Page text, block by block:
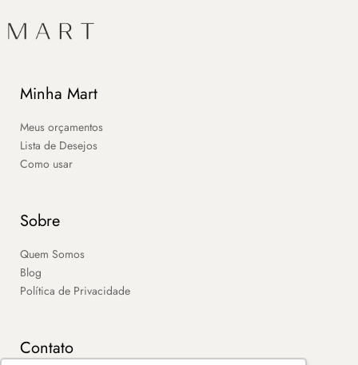
Minha Mart
Meus orçamentos
Lista de Desejos
Como usar
Sobre
Quem Somos
Blog
Política de Privacidade
Contato